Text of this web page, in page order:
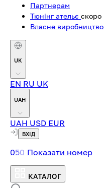
Партнерам
Тюнінг ательє скоро
Власне виробництво
UK
EN RU UK
UAH
UAH USD EUR
ВХІД
050 Показати номер
КАТАЛОГ